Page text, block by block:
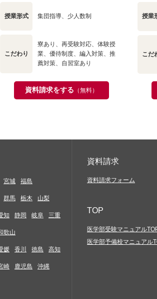
授業形式 集団指導、少人数制
こだわり
寮あり、再受験対応、体験授
業、優待制度、編入対策、推
薦対策、自習室あり
資料請求をする （無料）
授業
こだ
宮城 福島
群馬 栃木 山梨
知 静岡 岐阜 三重
歌山
媛 香川 徳島 高知
崎 鹿児島 沖縄
資料請求
資料請求フォーム
TOP
医学部受験マニュアル
医学部予備校マニュアル